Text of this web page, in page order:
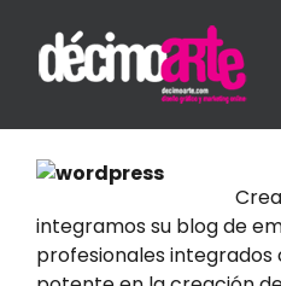
content
integramos su blog de
profesionales integrados